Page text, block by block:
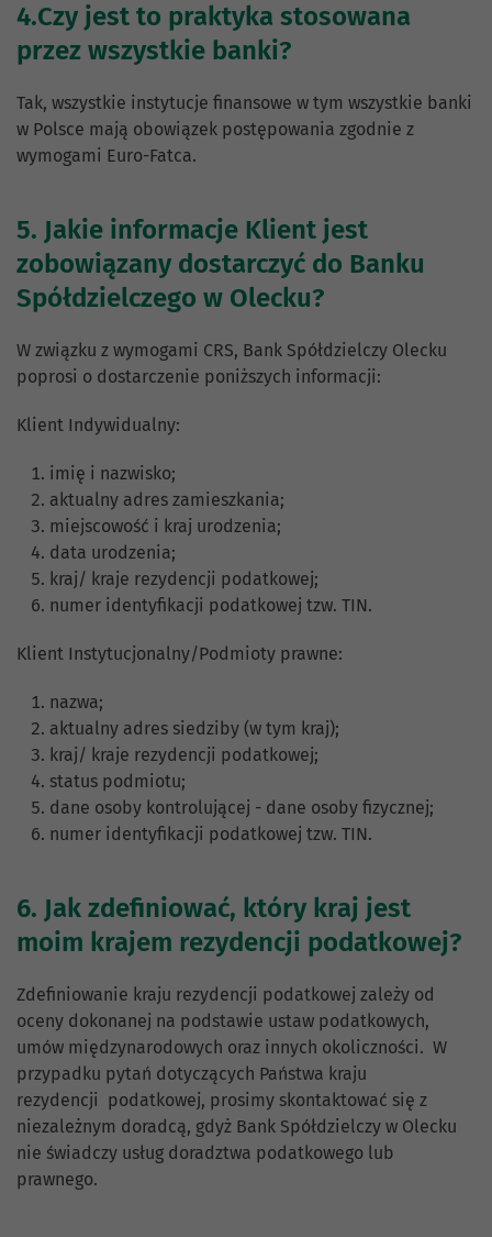
4.Czy jest to praktyka stosowana
przez wszystkie banki?
Tak, wszystkie instytucje finansowe w tym wszystkie banki
w Polsce mają obowiązek postępowania zgodnie z
wymogami Euro-Fatca.
5. Jakie informacje Klient jest
zobowiązany dostarczyć do Banku
Spółdzielczego w Olecku?
W związku z wymogami CRS, Bank Spółdzielczy Olecku
poprosi o dostarczenie poniższych informacji:
Klient Indywidualny:
imię i nazwisko;
aktualny adres zamieszkania;
miejscowość i kraj urodzenia;
data urodzenia;
kraj/ kraje rezydencji podatkowej;
numer identyfikacji podatkowej tzw. TIN.
Klient Instytucjonalny/Podmioty prawne:
nazwa;
aktualny adres siedziby (w tym kraj);
kraj/ kraje rezydencji podatkowej;
status podmiotu;
dane osoby kontrolującej - dane osoby fizycznej;
numer identyfikacji podatkowej tzw. TIN.
6. Jak zdefiniować, który kraj jest
moim krajem rezydencji podatkowej?
Zdefiniowanie kraju rezydencji podatkowej zależy od
oceny dokonanej na podstawie ustaw podatkowych,
umów międzynarodowych oraz innych okoliczności. W
przypadku pytań dotyczących Państwa kraju
rezydencji podatkowej, prosimy skontaktować się z
niezależnym doradcą, gdyż Bank Spółdzielczy w Olecku
nie świadczy usług doradztwa podatkowego lub
prawnego.